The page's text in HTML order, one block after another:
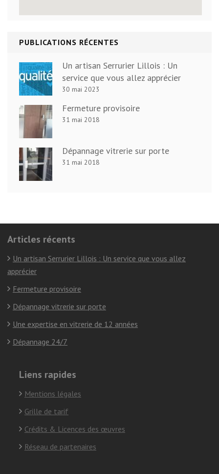
PUBLICATIONS RÉCENTES
Un artisan Serrurier Lillois : Un
service que vous allez apprécier
30 mai 2023
Fermeture provisoire
31 mai 2018
Dépannage vitrerie sur porte
31 mai 2018
Articles récents
Un artisan Serrurier Lillois : Un service que vous allez
apprécier
Fermeture provisoire
Dépannage vitrerie sur porte
Une expertise en vitrerie de 12 années
Dépannage 24/7
Liens rapides
Mentions légales
Grille de tarif
Crédits & Licences des œuvres
Réseau de partenaires